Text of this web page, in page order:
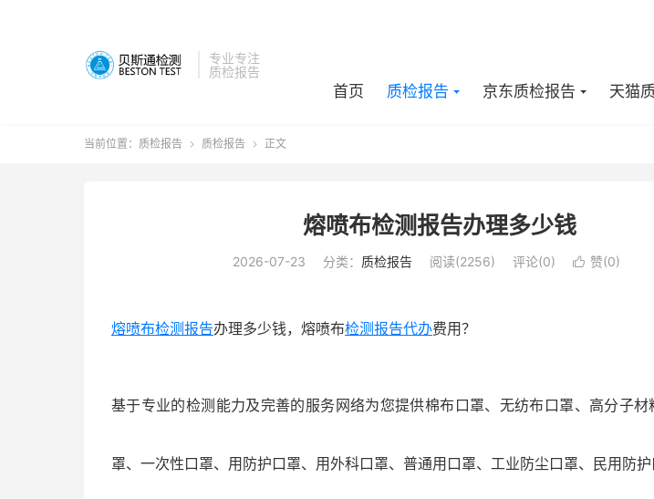
专业专注
质检报告
首页 质检报告 京东质检报告 天猫
当前位置： 质检报告  质检报告  正文
熔喷布检测报告办理多少钱
2026-07-23 分类： 质检报告 阅读(2256) 评论(0)  赞(0)
熔喷布检测报告办理多少钱，熔喷布检测报告代办费用？
基于专业的检测能力及完善的服务网络为您提供棉布口罩、无纺布口罩、高分子材
罩、一次性口罩、用防护口罩、用外科口罩、普通用口罩、工业防尘口罩、民用防